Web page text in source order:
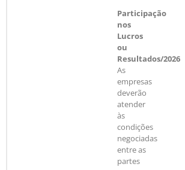
Participação
nos
Lucros
ou
Resultados/2026
As
empresas
deverão
atender
às
condições
negociadas
entre as
partes